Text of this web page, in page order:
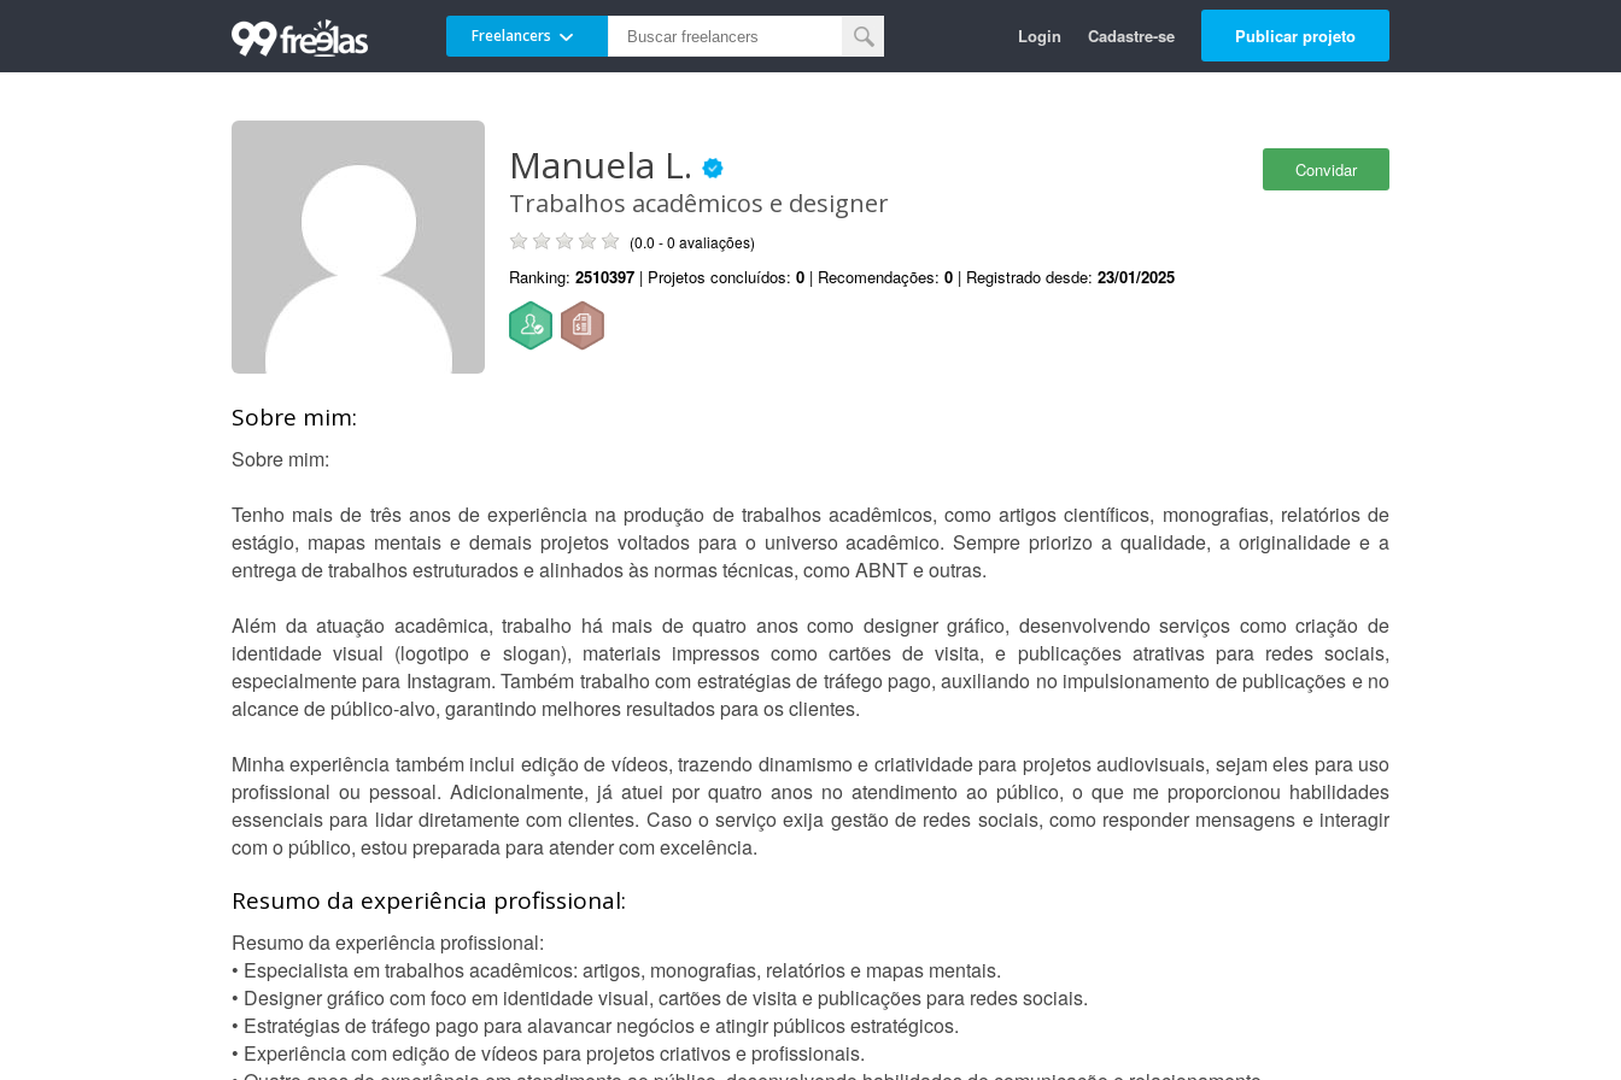
Freelancers Login Cadastre-se Publicar projeto
Convidar
Manuela L.
Trabalhos acadêmicos e designer
(0.0 - 0 avaliações)
Ranking: 2510397 | Projetos concluídos: 0 | Recomendações: 0 | Registrado desde: 23/01/2025
Sobre mim:
Sobre mim:
Tenho mais de três anos de experiência na produção de trabalhos acadêmicos, como artigos científicos, monografias, relatórios de
estágio, mapas mentais e demais projetos voltados para o universo acadêmico. Sempre priorizo a qualidade, a originalidade e a
entrega de trabalhos estruturados e alinhados às normas técnicas, como ABNT e outras.
Além da atuação acadêmica, trabalho há mais de quatro anos como designer gráfico, desenvolvendo serviços como criação de
identidade visual (logotipo e slogan), materiais impressos como cartões de visita, e publicações atrativas para redes sociais,
especialmente para Instagram. Também trabalho com estratégias de tráfego pago, auxiliando no impulsionamento de publicações e no
alcance de público-alvo, garantindo melhores resultados para os clientes.
Minha experiência também inclui edição de vídeos, trazendo dinamismo e criatividade para projetos audiovisuais, sejam eles para uso
profissional ou pessoal. Adicionalmente, já atuei por quatro anos no atendimento ao público, o que me proporcionou habilidades
essenciais para lidar diretamente com clientes. Caso o serviço exija gestão de redes sociais, como responder mensagens e interagir
com o público, estou preparada para atender com excelência.
Resumo da experiência profissional:
Resumo da experiência profissional:
• Especialista em trabalhos acadêmicos: artigos, monografias, relatórios e mapas mentais.
• Designer gráfico com foco em identidade visual, cartões de visita e publicações para redes sociais.
• Estratégias de tráfego pago para alavancar negócios e atingir públicos estratégicos.
• Experiência com edição de vídeos para projetos criativos e profissionais.